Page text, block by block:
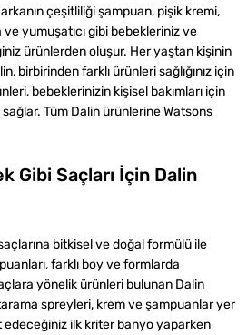
çeşitliliği şampuan, pişik kremi,
yumuşatıcı gibi bebekleriniz ve
ürünlerden oluşur. Her yaştan kişinin
birbirinden farklı ürünleri sağlığınız için
bebeklerinizin kişisel bakımları için
Tüm Dalin ürünlerine Watsons
Gibi Saçları İçin Dalin
bitkisel ve doğal formülü ile
farklı boy ve formlarda
yönelik ürünleri bulunan Dalin
spreyleri, krem ve şampuanlar yer
edeceğiniz ilk kriter banyo yaparken